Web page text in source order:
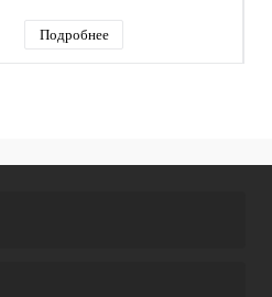
Подробнее